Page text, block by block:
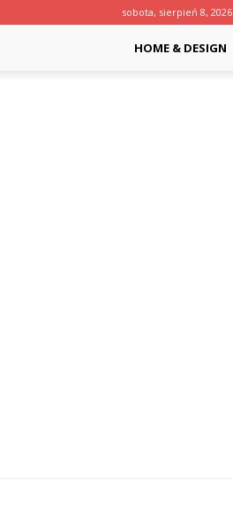
sobota, sierpień 8, 2026
HOME & DESIGN